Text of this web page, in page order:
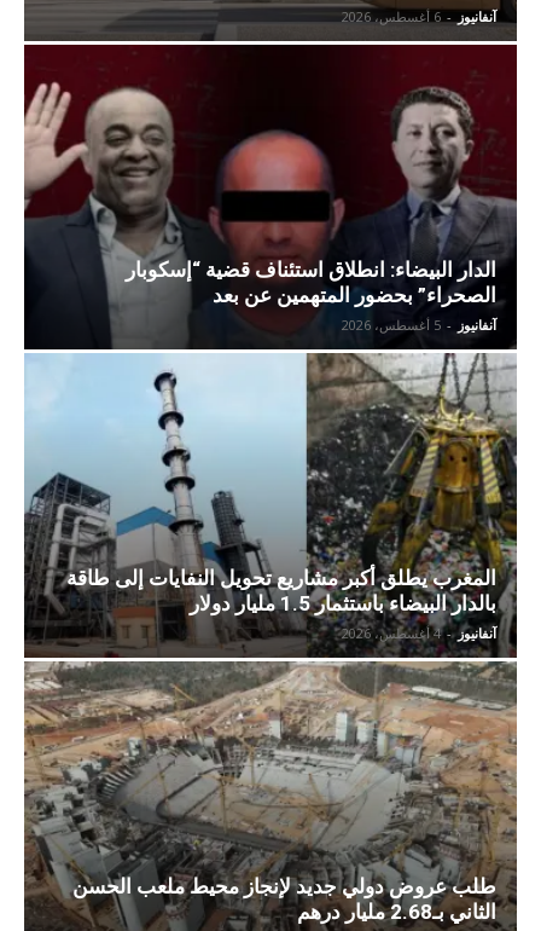
آنفانيوز - 6 أغسطس، 2026
الدار البيضاء: انطلاق استئناف قضية “إسكوبار
الصحراء” بحضور المتهمين عن بعد
آنفانيوز - 5 أغسطس، 2026
المغرب يطلق أكبر مشاريع تحويل النفايات إلى طاقة
بالدار البيضاء باستثمار 1.5 مليار دولار
آنفانيوز - 4 أغسطس، 2026
طلب عروض دولي جديد لإنجاز محيط ملعب الحسن
الثاني بـ2.68 مليار درهم